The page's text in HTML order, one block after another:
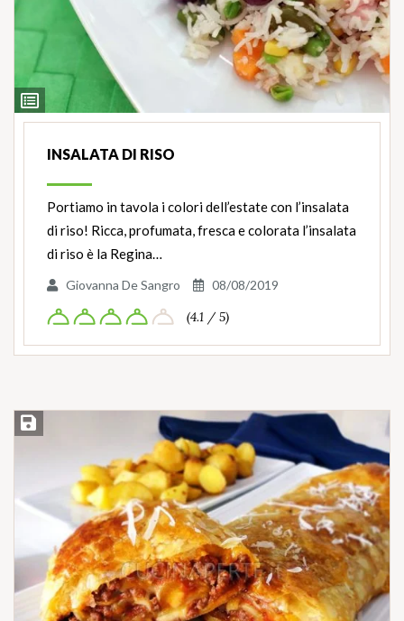
Ingredienti
INSALATA DI RISO
Portiamo in tavola i colori dell’estate con l’insalata
di riso! Ricca, profumata, fresca e colorata l’insalata
di riso è la Regina…
Giovanna De Sangro 08/08/2019
(4.1 / 5)
Salva ricetta